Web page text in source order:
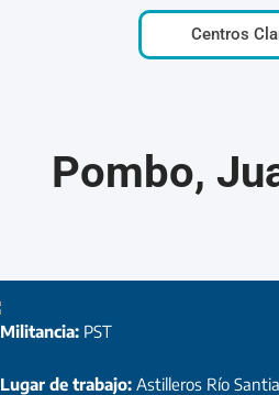
Centros
Pombo,
Militancia: PST
Lugar de trabajo:Astilleros Río